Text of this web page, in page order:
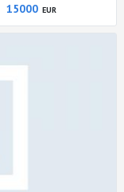
15000